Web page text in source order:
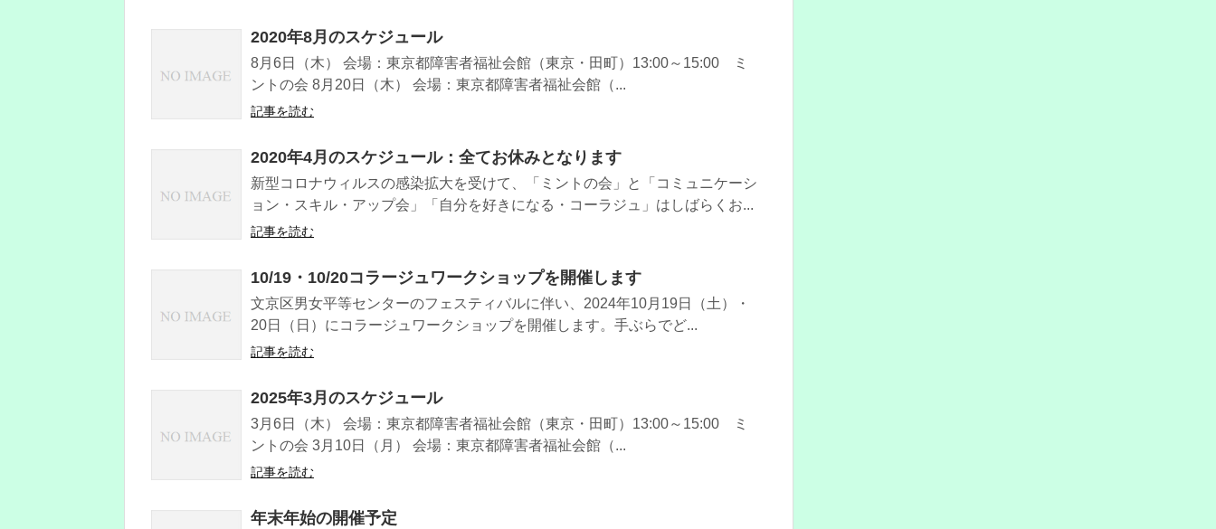
2020年8月のスケジュール
8月6日（木） 会場：東京都障害者福祉会館（東京・田町）13:00～15:00 ミ
ントの会 8月20日（木） 会場：東京都障害者福祉会館（...
記事を読む
2020年4月のスケジュール：全てお休みとなります
新型コロナウィルスの感染拡大を受けて、「ミントの会」と「コミュニケーシ
ョン・スキル・アップ会」「自分を好きになる・コーラジュ」はしばらくお...
記事を読む
10/19・10/20コラージュワークショップを開催します
文京区男女平等センターのフェスティバルに伴い、2024年10月19日（土）・
20日（日）にコラージュワークショップを開催します。手ぶらでど...
記事を読む
2025年3月のスケジュール
3月6日（木） 会場：東京都障害者福祉会館（東京・田町）13:00～15:00 ミ
ントの会 3月10日（月） 会場：東京都障害者福祉会館（...
記事を読む
年末年始の開催予定